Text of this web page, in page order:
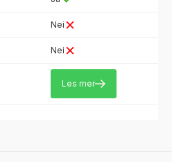
Nei
Nei
Les mer